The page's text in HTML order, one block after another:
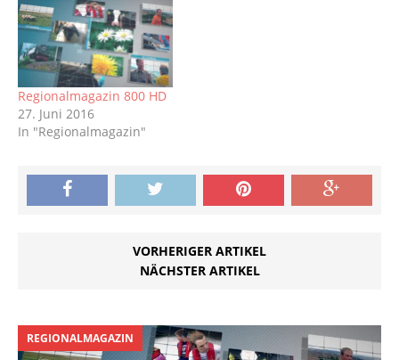
Regionalmagazin 800 HD
27. Juni 2016
In "Regionalmagazin"
VORHERIGER ARTIKEL
NÄCHSTER ARTIKEL
REGIONALMAGAZIN